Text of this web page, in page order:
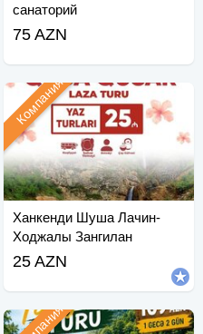
санаторий
75 AZN
Ханкенди Шуша Лачин-
Ходжалы Зангилан
Джебраильский тур
Компания
25 AZN